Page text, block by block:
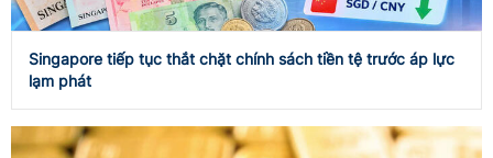
Singapore tiếp tục thắt chặt chính sách tiền tệ trước áp lực
lạm phát